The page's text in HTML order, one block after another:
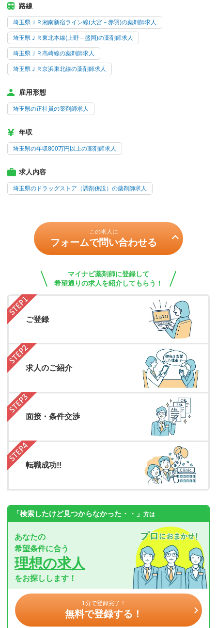
路線
埼玉県ＪＲ湘南新宿ライン線(大宮－赤羽)の薬剤師求人
埼玉県ＪＲ東北本線(上野－盛岡)の薬剤師求人
埼玉県ＪＲ高崎線の薬剤師求人
埼玉県ＪＲ京浜東北線の薬剤師求人
雇用形態
埼玉県の正社員の薬剤師求人
年収
埼玉県の年収800万円以上の薬剤師求人
求人内容
埼玉県のドラッグストア（調剤併設）の薬剤師求人
この求人に
フォームで問い合わせる
マイナビ薬剤師に登録して
希望通りの求人を紹介してもらう！
ご登録
求人のご紹介
面接・条件交渉
転職成功!!
「検索したけど見つからなかった・・」 方は
あなたの
希望条件に合う
理想の求人
をお探しします！
1分で登録完了！
無料で登録する！